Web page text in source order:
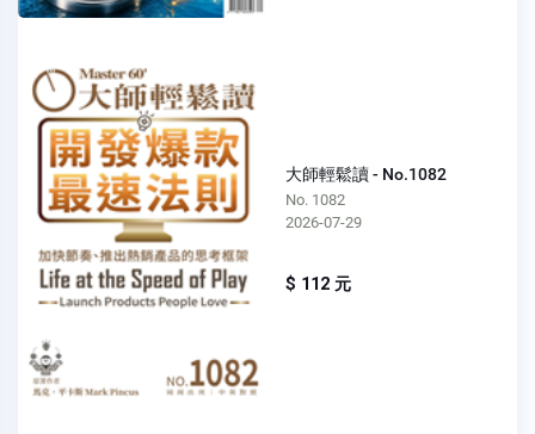
大師輕鬆讀 - No.1082
No. 1082
2026-07-29
$ 112 元